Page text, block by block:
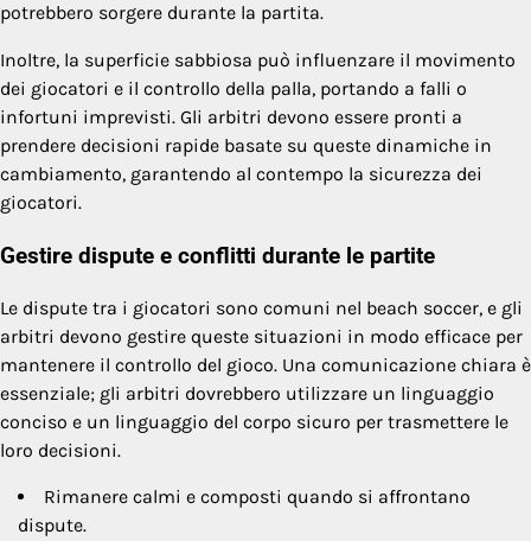
potrebbero sorgere durante la partita.
Inoltre, la superficie sabbiosa può influenzare il movimento
dei giocatori e il controllo della palla, portando a falli o
infortuni imprevisti. Gli arbitri devono essere pronti a
prendere decisioni rapide basate su queste dinamiche in
cambiamento, garantendo al contempo la sicurezza dei
giocatori.
Gestire dispute e conflitti durante le partite
Le dispute tra i giocatori sono comuni nel beach soccer, e gli
arbitri devono gestire queste situazioni in modo efficace per
mantenere il controllo del gioco. Una comunicazione chiara è
essenziale; gli arbitri dovrebbero utilizzare un linguaggio
conciso e un linguaggio del corpo sicuro per trasmettere le
loro decisioni.
Rimanere calmi e composti quando si affrontano
dispute.